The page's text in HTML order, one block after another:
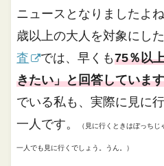
ニュースとなりましたよ
歳以上の大人を対象にした
査
では、早くも75％以
きたい」と回答していま
でいる私も、実際に見に
一人です。
（見に行くときはぼっち
一人でも見に行くでしょう。うん。）